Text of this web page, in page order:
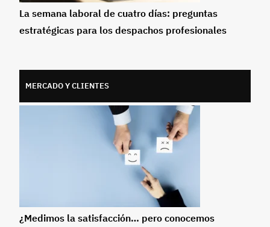
La semana laboral de cuatro días: preguntas
estratégicas para los despachos profesionales
MERCADO Y CLIENTES
¿Medimos la satisfacción… pero conocemos